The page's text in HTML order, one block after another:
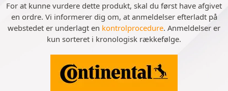
For at kunne vurdere dette produkt, skal du først have afgivet
en ordre. Vi informerer dig om, at anmeldelser efterladt på
webstedet er underlagt en kontrolprocedure. Anmeldelser er
kun sorteret i kronologisk rækkefølge.